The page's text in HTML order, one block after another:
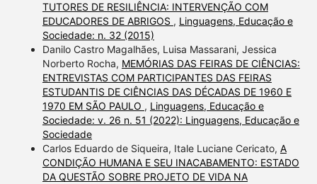
TUTORES DE RESILIÊNCIA: INTERVENÇÃO COM
EDUCADORES DE ABRIGOS , Linguagens, Educação e
Sociedade: n. 32 (2015)
Danilo Castro Magalhães, Luisa Massarani, Jessica
Norberto Rocha, MEMÓRIAS DAS FEIRAS DE CIÊNCIAS:
ENTREVISTAS COM PARTICIPANTES DAS FEIRAS
ESTUDANTIS DE CIÊNCIAS DAS DÉCADAS DE 1960 E
1970 EM SÃO PAULO , Linguagens, Educação e
Sociedade: v. 26 n. 51 (2022): Linguagens, Educação e
Sociedade
Carlos Eduardo de Siqueira, Itale Luciane Cericato, A
CONDIÇÃO HUMANA E SEU INACABAMENTO: ESTADO
DA QUESTÃO SOBRE PROJETO DE VIDA NA